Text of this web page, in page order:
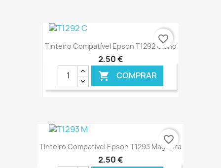
€ ONLINE
Tinteiro Compatível Epson T1292 Ciano
2,50 €
 COMPRAR
€ ONLINE
favorite_border
Tinteiro Compatível Epson T1293 Magenta
2,50 €
favorite_border